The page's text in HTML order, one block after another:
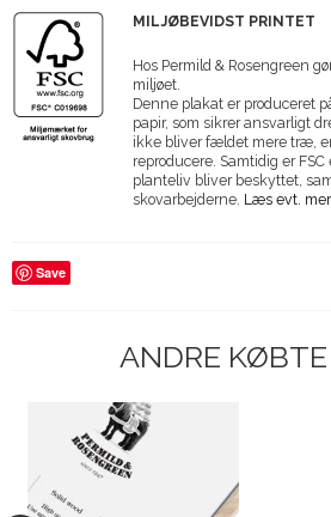
MILJØBEVIDST PRINTET
Hos Permild & Rosengreen
miljøet.
Denne plakat er produceret
papir, som sikrer ansvarligt
ikke bliver fældet mere træ,
reproducere. Samtidig er
planteliv bliver beskyttet,
skovarbejderne. Læs evt.
Save
ANDRE